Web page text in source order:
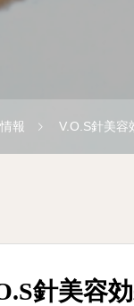
報 V.O.S針美容
針美容